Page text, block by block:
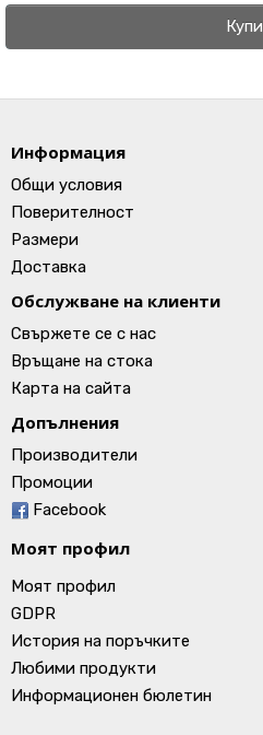
Купи
Информация
Общи условия
Поверителност
Размери
Доставка
Обслужване на клиенти
Свържете се с нас
Връщане на стока
Карта на сайта
Допълнения
Производители
Промоции
Facebook
Моят профил
Моят профил
GDPR
История на поръчките
Любими продукти
Информационен бюлетин